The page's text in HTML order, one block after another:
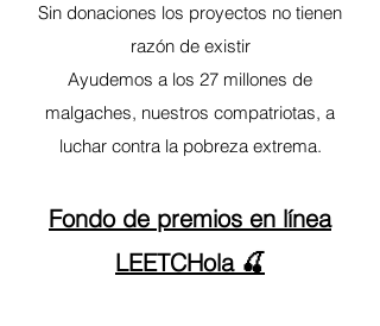
Sin donaciones los proyectos no tienen
razón de existir
Ayudemos a los 27 millones de
malgaches, nuestros compatriotas, a
luchar contra la pobreza extrema.
Fondo de premios en línea
LEETCHola 🍒